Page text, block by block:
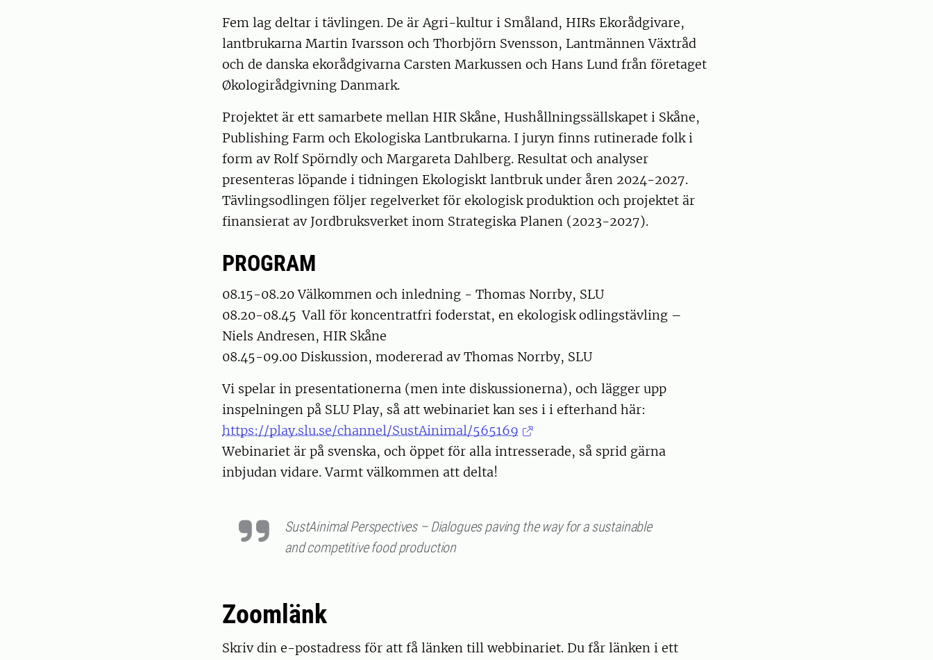
Fem lag deltar i tävlingen. De är Agri-kultur i Småland, HIRs Ekorådgivare,
lantbrukarna Martin Ivarsson och Thorbjörn Svensson, Lantmännen Växtråd
och de danska ekorådgivarna Carsten Markussen och Hans Lund från företaget
Økologirådgivning Danmark.
Projektet är ett samarbete mellan HIR Skåne, Hushållningssällskapet i Skåne,
Publishing Farm och Ekologiska Lantbrukarna. I juryn finns rutinerade folk i
form av Rolf Spörndly och Margareta Dahlberg. Resultat och analyser
presenteras löpande i tidningen Ekologiskt lantbruk under åren 2024-2027.
Tävlingsodlingen följer regelverket för ekologisk produktion och projektet är
finansierat av Jordbruksverket inom Strategiska Planen (2023-2027).
PROGRAM
08.15-08.20 Välkommen och inledning - Thomas Norrby, SLU
08.20-08.45 Vall för koncentratfri foderstat, en ekologisk odlingstävling –
Niels Andresen, HIR Skåne
08.45-09.00 Diskussion, modererad av Thomas Norrby, SLU
Vi spelar in presentationerna (men inte diskussionerna), och lägger upp
inspelningen på SLU Play, så att webinariet kan ses i i efterhand här:
https://play.slu.se/channel/SustAinimal/565169
Webinariet är på svenska, och öppet för alla intresserade, så sprid gärna
inbjudan vidare. Varmt välkommen att delta!
SustAinimal Perspectives – Dialogues paving the way for a sustainable
and competitive food production
Zoomlänk
Skriv din e-postadress för att få länken till webbinariet. Du får länken i ett